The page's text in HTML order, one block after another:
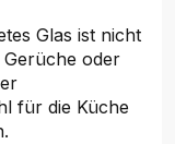
Glas ist nicht
oder
für die Küche